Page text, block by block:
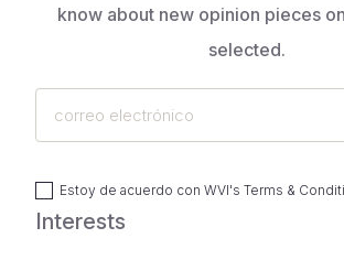
know about new opinion pieces
selected.
Estoy de acuerdo con WVI's Terms &
Interests